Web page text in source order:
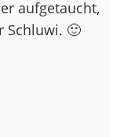
aufgetaucht,
Schluwi. 🙂